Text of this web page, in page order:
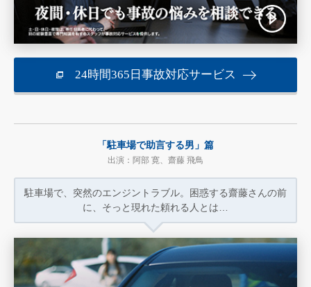
24時間365日事故対応サービス
「駐車場で助言する男」篇
出演：阿部 寛、齋藤 飛鳥
駐車場で、突然のエンジントラブル。
困惑する齋藤さんの前
に、 そっと現れた頼れる人とは…